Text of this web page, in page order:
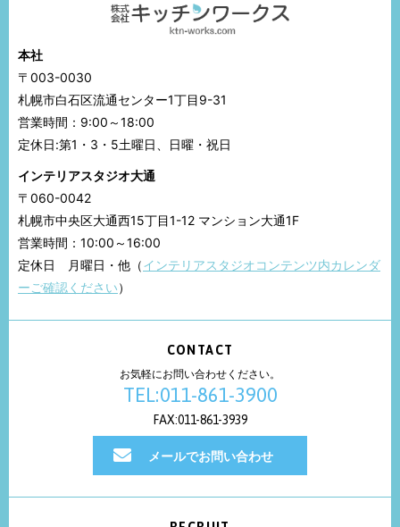
本社
〒003-0030
札幌市白石区流通センター1丁目9-31
営業時間：9:00～18:00
定休日:第1・3・5土曜日、日曜・祝日
インテリアスタジオ大通
〒060-0042
札幌市中央区大通西15丁目1-12 マンション大通1F
営業時間：10:00～16:00
定休日 月曜日・他（インテリアスタジオコンテンツ内カレンダ
ーご確認ください）
CONTACT
お気軽にお問い合わせください。
TEL:011-861-3900
FAX:011-861-3939
メールでお問い合わせ